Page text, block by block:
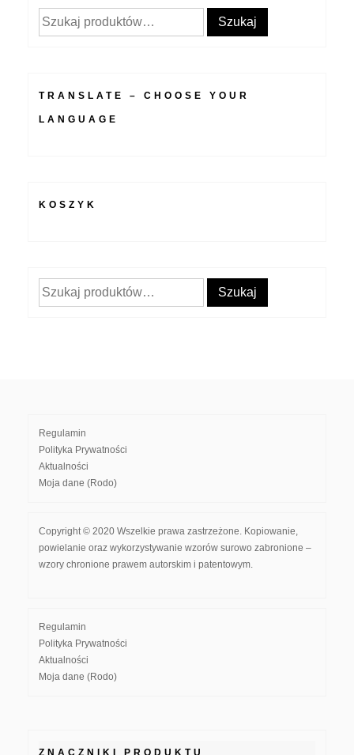
Szukaj: Szukaj
TRANSLATE – CHOOSE YOUR
LANGUAGE
KOSZYK
Szukaj: Szukaj
Regulamin
Polityka Prywatności
Aktualności
Moja dane (Rodo)
Copyright © 2020 Wszelkie prawa zastrzeżone. Kopiowanie,
powielanie oraz wykorzystywanie wzorów surowo zabronione –
wzory chronione prawem autorskim i patentowym.
Regulamin
Polityka Prywatności
Aktualności
Moja dane (Rodo)
ZNACZNIKI PRODUKTU